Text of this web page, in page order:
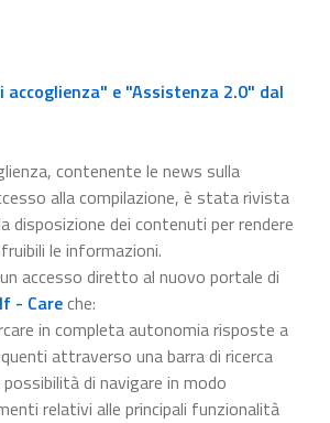
accoglienza" e "Assistenza 2.0" dal
contenente le news sulla
alla compilazione, è stata rivista
disposizione dei contenuti per rendere
le informazioni.
accesso diretto al nuovo portale di
- Careche:
in completa autonomia risposte a
attraverso una barra di ricerca
di navigare in modo
relativi alle principali funzionalità